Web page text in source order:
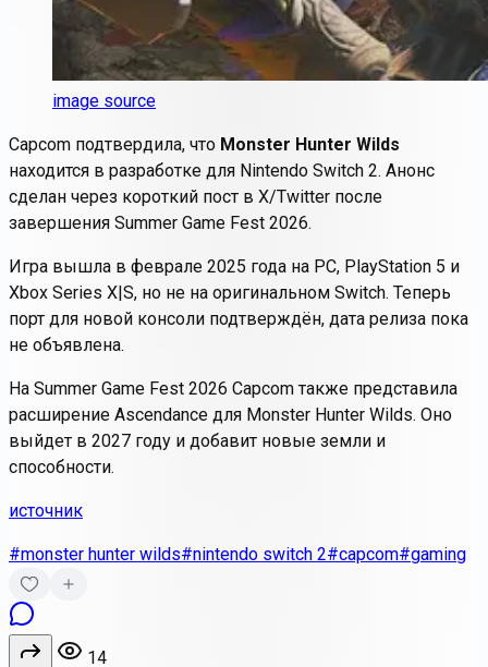
image source
Capcom подтвердила, что Monster Hunter Wilds
находится в разработке для Nintendo Switch 2. Анонс
сделан через короткий пост в X/Twitter после
завершения Summer Game Fest 2026.
Игра вышла в феврале 2025 года на PC, PlayStation 5 и
Xbox Series X|S, но не на оригинальном Switch. Теперь
порт для новой консоли подтверждён, дата релиза пока
не объявлена.
На Summer Game Fest 2026 Capcom также представила
расширение Ascendance для Monster Hunter Wilds. Оно
выйдет в 2027 году и добавит новые земли и
способности.
источник
#monster hunter wilds#nintendo switch 2#capcom#gaming
14